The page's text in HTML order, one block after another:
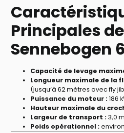
Principales
Sennebogen
Capacité de levage
Longueur maximale de la
(jusqu’à 62 mètres avec fly
Puissance du moteur :186
Hauteur maximale du
Largeur de transport : 3,0
Poids opérationnel :